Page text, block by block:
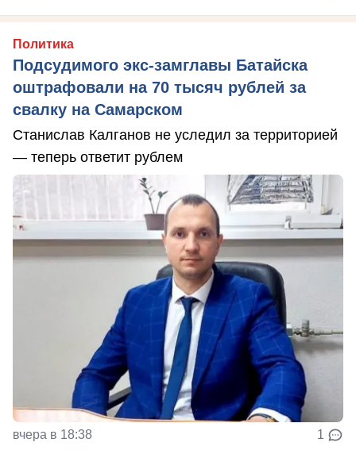
Политика
Подсудимого экс-замглавы Батайска
оштрафовали на 70 тысяч рублей за
свалку на Самарском
Станислав Калганов не уследил за территорией
— теперь ответит рублем
вчера в 18:38 1